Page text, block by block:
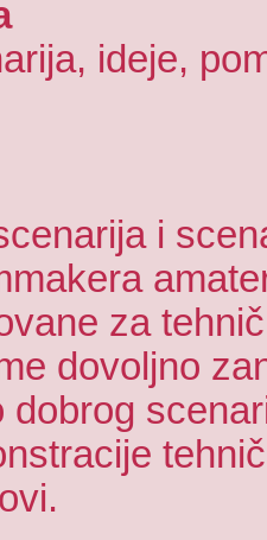
ideje,
i
za
dovoljno
dobrog